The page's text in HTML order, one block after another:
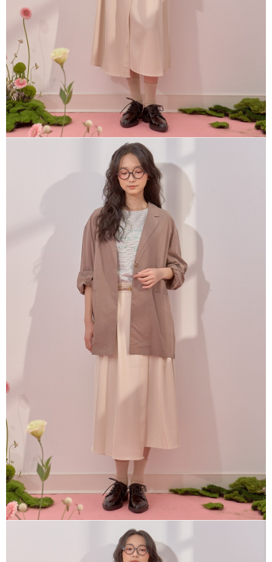
２．關於個人資料處理事宜，請瀏覽以下網址：
https://aftee.tw/terms/#terms3
３．未成年的使用者請事先徵得法定代理人或監護人之同意方可使用
「AFTEE先享後付」，若未經同意申辦者引起之損失，本公司不負相關責
任。
４．使用「AFTEE先享後付」時，將依據個別帳號之用戶狀況，依本公司即
時審查核予不同之上限額度；若仍有額度不足之情形，本公司將視審查結果
請求用戶進行身份認證。
５．嚴禁一人註冊多個帳號或使用他人資訊註冊。若發現惡意使用之情形，
恩沛科技股份有限公司將有權停止該用戶之使用額度並採取法律行動。